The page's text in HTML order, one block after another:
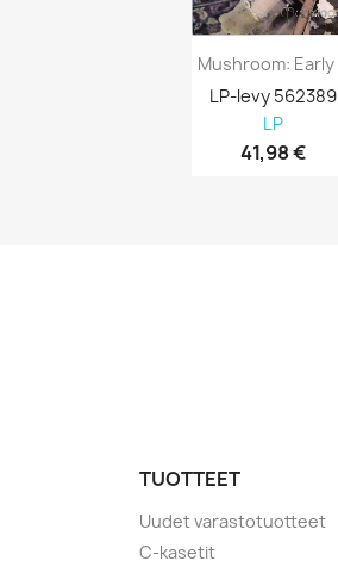
LP-levy 562389
LP
41,98 €
TUOTTEET
Uudet varastotuotteet
C-kasetit